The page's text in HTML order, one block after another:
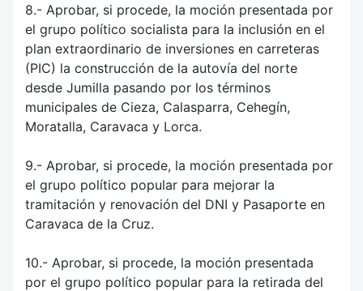
8.- Aprobar, si procede, la moción presentada por
el grupo político socialista para la inclusión en el
plan extraordinario de inversiones en carreteras
(PIC) la construcción de la autovía del norte
desde Jumilla pasando por los términos
municipales de Cieza, Calasparra, Cehegín,
Moratalla, Caravaca y Lorca.
9.- Aprobar, si procede, la moción presentada por
el grupo político popular para mejorar la
tramitación y renovación del DNI y Pasaporte en
Caravaca de la Cruz.
10.- Aprobar, si procede, la moción presentada
por el grupo político popular para la retirada del